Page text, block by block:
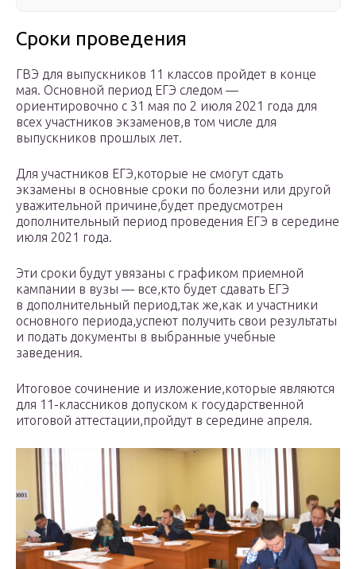
Сроки проведения
ГВЭ для выпускников 11 классов пройдет в конце
мая. Основной период ЕГЭ следом —
ориентировочно с 31 мая по 2 июля 2021 года для
всех участников экзаменов,в том числе для
выпускников прошлых лет.
Для участников ЕГЭ,которые не смогут сдать
экзамены в основные сроки по болезни или другой
уважительной причине,будет предусмотрен
дополнительный период проведения ЕГЭ в середине
июля 2021 года.
Эти сроки будут увязаны с графиком приемной
кампании в вузы — все,кто будет сдавать ЕГЭ
в дополнительный период,так же,как и участники
основного периода,успеют получить свои результаты
и подать документы в выбранные учебные
заведения.
Итоговое сочинение и изложение,которые являются
для 11-классников допуском к государственной
итоговой аттестации,пройдут в середине апреля.